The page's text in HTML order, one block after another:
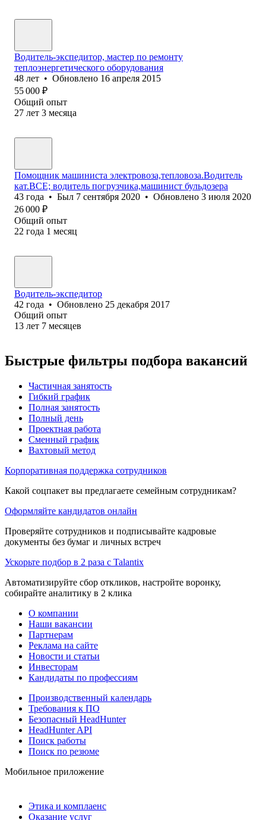
Водитель-экспедитор, мастер по ремонту
теплоэнергетического оборудования
48 лет • Обновлено 16 апреля 2015
55 000 ₽
Общий опыт
27 лет 3 месяца
Помощник машиниста электровоза,тепловоза.Водитель
кат.ВСЕ; водитель погрузчика,машинист бульдозера
43 года • Был 7 сентября 2020 • Обновлено 3 июля 2020
26 000 ₽
Общий опыт
22 года 1 месяц
Водитель-экспедитор
42 года • Обновлено 25 декабря 2017
Общий опыт
13 лет 7 месяцев
Быстрые фильтры подбора вакансий
Частичная занятость
Гибкий график
Полная занятость
Полный день
Проектная работа
Сменный график
Вахтовый метод
Корпоративная поддержка сотрудников
Какой соцпакет вы предлагаете семейным сотрудникам?
Оформляйте кандидатов онлайн
Проверяйте сотрудников и подписывайте кадровые
документы без бумаг и личных встреч
Ускорьте подбор в 2 раза с Talantix
Автоматизируйте сбор откликов, настройте воронку,
собирайте аналитику в 2 клика
О компании
Наши вакансии
Партнерам
Реклама на сайте
Новости и статьи
Инвесторам
Кандидаты по профессиям
Производственный календарь
Требования к ПО
Безопасный HeadHunter
HeadHunter API
Поиск работы
Поиск по резюме
Мобильное приложение
Этика и комплаенс
Оказание услуг